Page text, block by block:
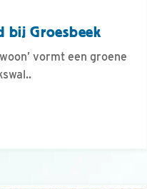
bij Groesbeek
vormt een groene